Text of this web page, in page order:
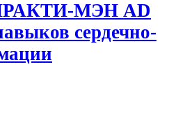
МЭН AD
сердечно-